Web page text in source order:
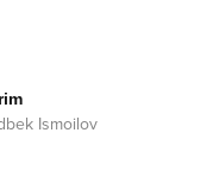
Ismoilov